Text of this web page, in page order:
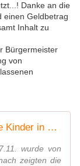
Danke an die
einen Geldbetrag
Inhalt zu
Bürgermeister
von
Jumane Abdulwahied: Ein Herz für die Kinder in der Notunterkunft Kaserne - Veitshöchheim News
wurde von
zeigten die